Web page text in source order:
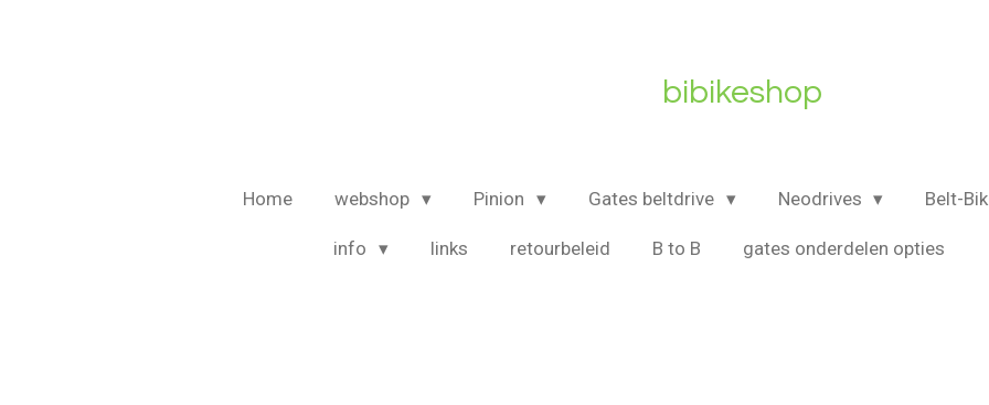
bibikeshop
Home webshop Pinion Gates beltdrive Neodrives Belt-
info links retourbeleid B to B gates onderdelen opties